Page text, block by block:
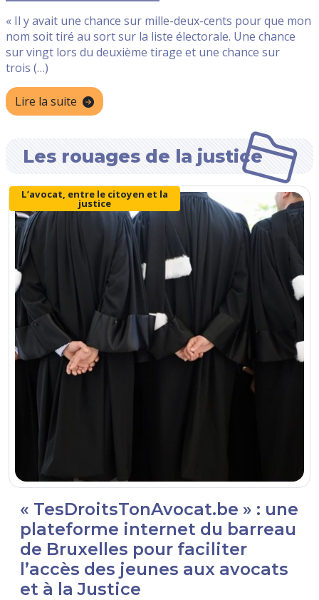
« Il y avait une chance sur mille-deux-cents pour que mon
nom soit tiré au sort sur la liste électorale. Une chance
sur vingt lors du deuxième tirage et une chance sur
trois (…)
Lire la suite
Les rouages de la justice
L’avocat, entre le citoyen et la
justice
« TesDroitsTonAvocat.be » : une
plateforme internet du barreau
de Bruxelles pour faciliter
l’accès des jeunes aux avocats
et à la Justice